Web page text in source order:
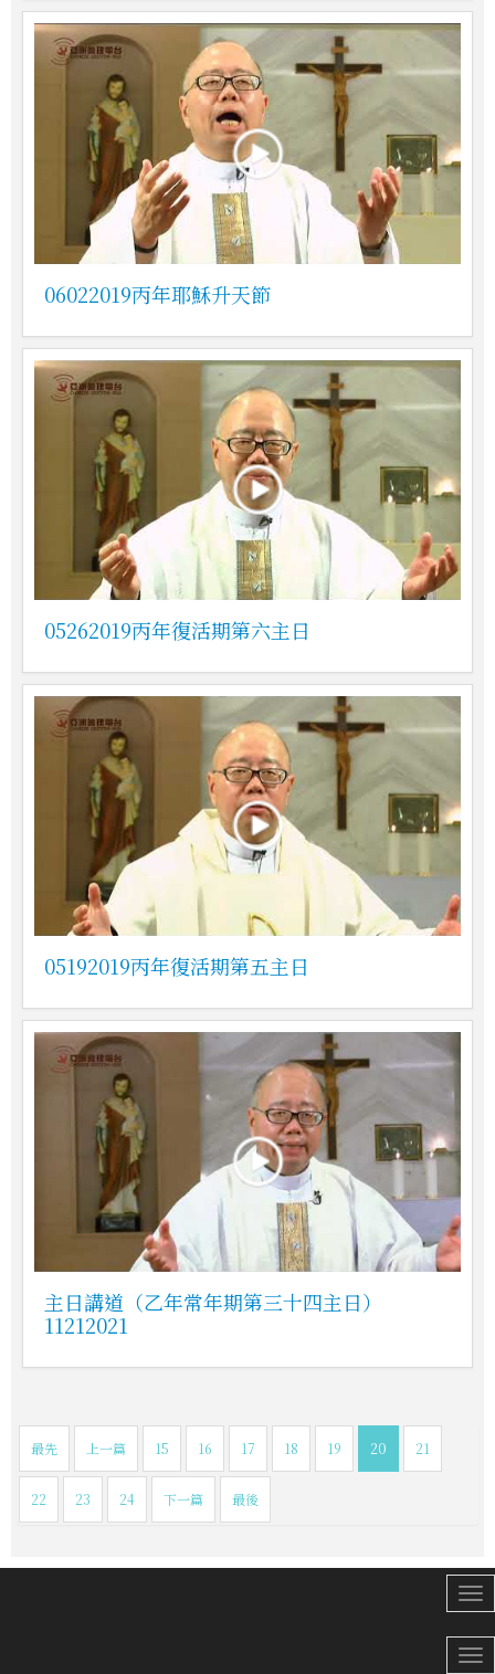
06022019丙年耶穌升天節
05262019丙年復活期第六主日
05192019丙年復活期第五主日
主日講道（乙年常年期第三十四主日）
11212021
最先 上一篇 15 16 17 18 19 20 21
22 23 24 下一篇 最後